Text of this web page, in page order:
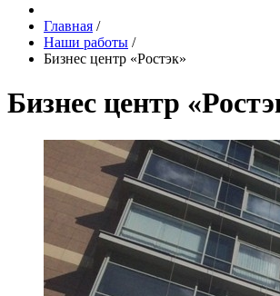
Главная /
Наши работы /
Бизнес центр «Ростэк»
Бизнес центр